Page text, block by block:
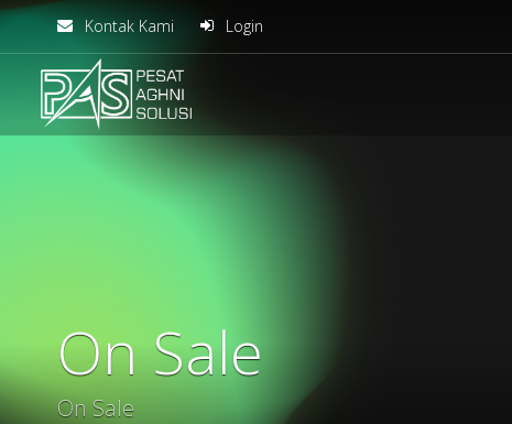
Kontak Kami Login
solusiteknis
On Sale
On Sale